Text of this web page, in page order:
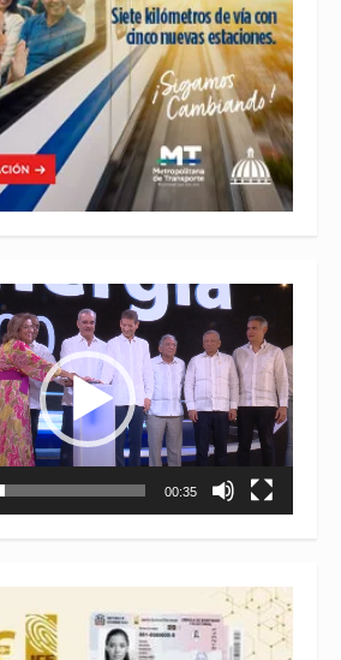
00:35